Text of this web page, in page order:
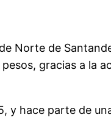
Norte de
pesos, gracias a la
hace parte de